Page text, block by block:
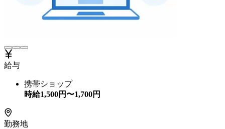
給与
携帯ショップ
時給1,500円〜1,700円
勤務地